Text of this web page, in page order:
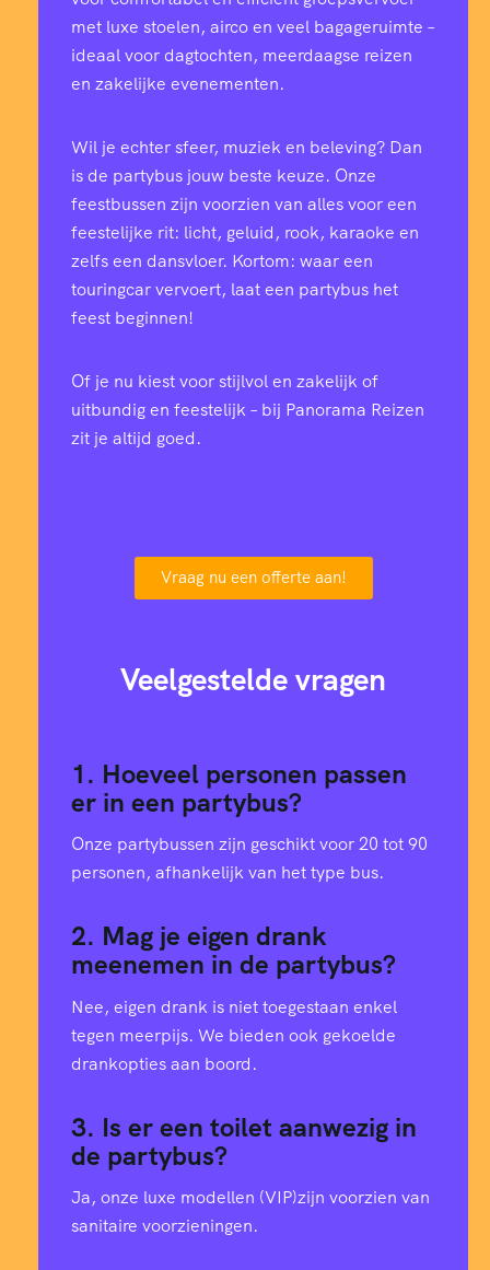
met luxe stoelen, airco en veel bagageruimte –
ideaal voor dagtochten, meerdaagse reizen
en zakelijke evenementen.
Wil je echter sfeer, muziek en beleving? Dan
is de partybus jouw beste keuze. Onze
feestbussen zijn voorzien van alles voor een
feestelijke rit: licht, geluid, rook, karaoke en
zelfs een dansvloer. Kortom: waar een
touringcar vervoert, laat een partybus het
feest beginnen!
Of je nu kiest voor stijlvol en zakelijk of
uitbundig en feestelijk – bij Panorama Reizen
zit je altijd goed.
Vraag nu een offerte aan!
Veelgestelde vragen
1. Hoeveel personen passen
er in een partybus?
Onze partybussen zijn geschikt voor 20 tot 90
personen, afhankelijk van het type bus.
2. Mag je eigen drank
meenemen in de partybus?
Nee, eigen drank is niet toegestaan enkel
tegen meerpijs. We bieden ook gekoelde
drankopties aan boord.
3. Is er een toilet aanwezig in
de partybus?
Ja, onze luxe modellen (VIP)zijn voorzien van
sanitaire voorzieningen.